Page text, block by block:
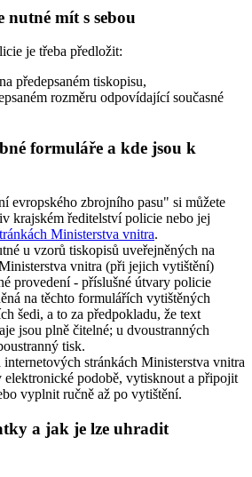
nutné mít s sebou
je třeba předložit:
předepsaném tiskopisu,
rozměru odpovídající současné
formuláře a kde jsou k
evropského zbrojního pasu" si můžete
krajském ředitelství policie nebo jej
Ministerstva vnitra.
u vzorů tiskopisů uveřejněných na
vnitra (při jejich vytištění)
provedení - příslušné útvary policie
na těchto formulářích vytištěných
šedi, a to za předpokladu, že text
jsou plně čitelné; u dvoustranných
tisk.
internetových stránkách Ministerstva vnitra
podobě, vytisknout a připojit
vyplnit ručně až po vytištění.
a jak je lze uhradit